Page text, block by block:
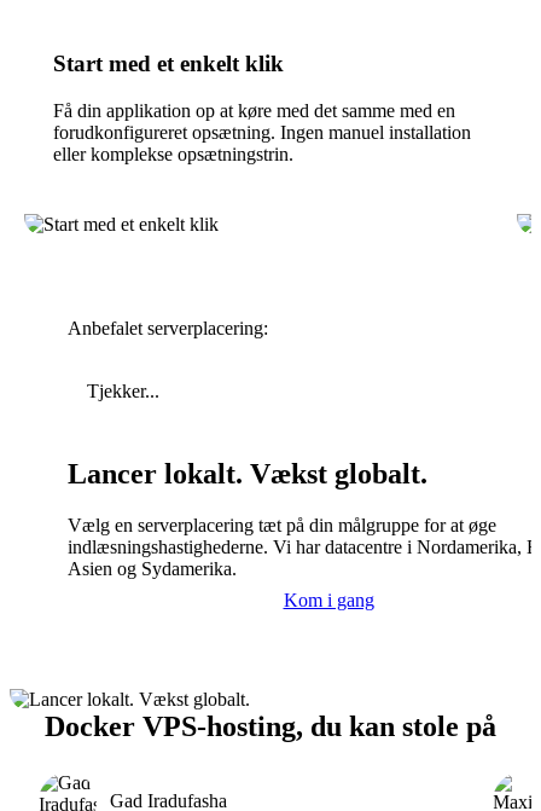
Start med et enkelt klik
Få din applikation op at køre med det samme med en
forudkonfigureret opsætning. Ingen manuel installation
eller komplekse opsætningstrin.
Anbefalet serverplacering:
Tjekker...
Lancer lokalt. Vækst globalt.
Vælg en serverplacering tæt på din målgruppe for at øge
indlæsningshastighederne. Vi har datacentre i Nordamerika,
Asien og Sydamerika.
Kom i gang
Docker VPS-hosting, du kan stole på
Gad Iradufasha